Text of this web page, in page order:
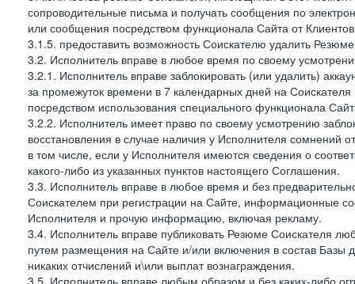
сопроводительные письма и получать сообщения по
или сообщения посредством функционала Сайта от
3.1.5. предоставить возможность Соискателю удалить
3.2. Исполнитель вправе в любое время по своему
3.2.1. Исполнитель вправе заблокировать (или удалить)
за промежуток времени в 7 календарных дней на
посредством использования специального функционала
3.2.2. Исполнитель имеет право по своему усмотрению
восстановления в случае наличия у Исполнителя сомнений
в том числе, если у Исполнителя имеются сведения о
какого-либо из указанных пунктов настоящего Соглашения.
3.3. Исполнитель вправе в любое время и без
Соискателем при регистрации на Сайте, информационные
Исполнителя и прочую информацию, включая рекламу.
3.4. Исполнитель вправе публиковать Резюме Соискателя
путем размещения на Сайте и/или включения в состав Базы
никаких отчислений и\или выплат вознаграждения.
3.5. Исполнитель вправе любым образом и без каких-либо